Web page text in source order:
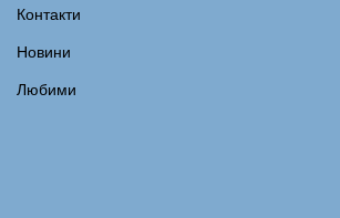
Контакти
Новини
Любими